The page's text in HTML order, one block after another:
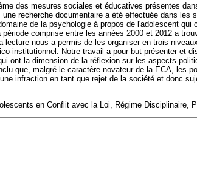
des mesures sociales et éducatives présentes
recherche documentaire a été effectuée dans les
de la psychologie à propos de l'adolescent qui
comprise entre les années 2000 et 2012 a
nous a permis de les organiser en trois
institutionnel. Notre travail a pour but présenter et
ont la dimension de la réflexion sur les aspects
que, malgré le caractère novateur de la ECA, les
infraction en tant que rejet de la société et donc
en Conflit avec la Loi, Régime Disciplinaire,